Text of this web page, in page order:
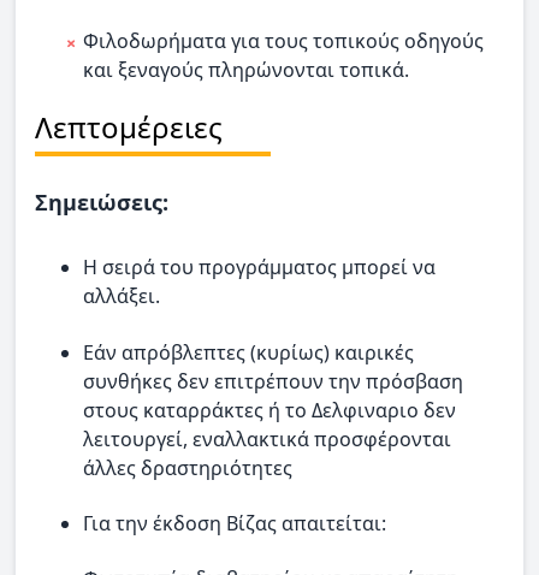
Φιλοδωρήματα για τους τοπικούς οδηγούς
και ξεναγούς πληρώνονται τοπικά.
Λεπτομέρειες
Σημειώσεις:
Η σειρά του προγράμματος μπορεί να
αλλάξει.
Εάν απρόβλεπτες (κυρίως) καιρικές
συνθήκες δεν επιτρέπουν την πρόσβαση
στους καταρράκτες ή το Δελφιναριο δεν
λειτουργεί, εναλλακτικά προσφέρονται
άλλες δραστηριότητες
Για την έκδοση Βίζας απαιτείται: